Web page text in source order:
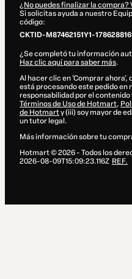
¿No puedes finalizar la compra?
Si solicitas ayuda a nuestro
código:
CKTID-M87462151Y1-
¿Se completó tu información
Haz clic aquí para saber más.
Al hacer clic en 'Comprar
está procesando este pedido en
responsabilidad por el
Términos de Uso de Hotmart,
de Hotmarty (iii) soy mayor de
un tutor legal.
Más información sobre tu
Hotmart ©2026- Todos los
2026-08-09T15:09:23.116Z REF.